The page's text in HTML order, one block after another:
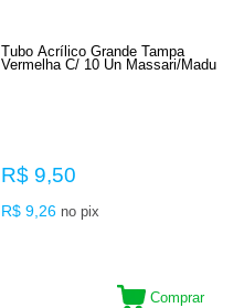
Tubo Acrílico Grande Tampa
Vermelha C/ 10 Un Massari/Madu
R$ 9,50
R$ 9,26 no pix
Comprar